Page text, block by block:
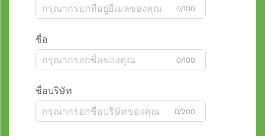
0/100
ชื่อ
0/100
ชื่อบริษัท
0/200